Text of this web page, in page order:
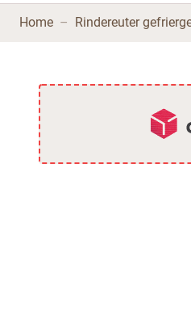
Home – Rindereuter